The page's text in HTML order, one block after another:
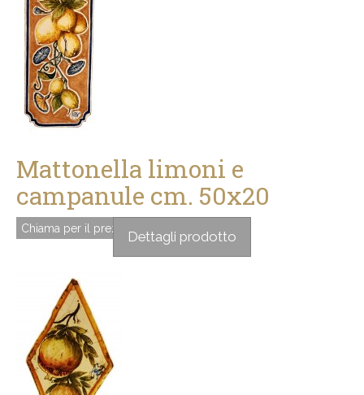
Mattonella limoni e
campanule cm. 50x20
Chiama per il prezzo
Dettagli prodotto